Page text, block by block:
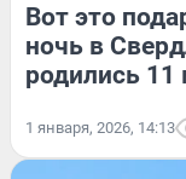
Вот это
ночь в
родились
1 января, 2026, 14:13